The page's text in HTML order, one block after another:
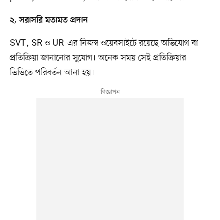
২. সরাসরি মতামত প্রদান
SVT, SR ও UR-এর নিজস্ব ওয়েবসাইটে রয়েছে অভিযোগ বা
প্রতিক্রিয়া জানানোর সুযোগ। অনেক সময় সেই প্রতিক্রিয়ার
ভিত্তিতে পরিবর্তন আনা হয়।